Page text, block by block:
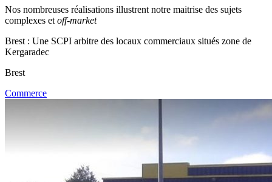
Nos nombreuses réalisations illustrent notre maitrise des sujets
complexes et off-market
Brest : Une SCPI arbitre des locaux commerciaux situés zone de
Kergaradec
Brest
Commerce